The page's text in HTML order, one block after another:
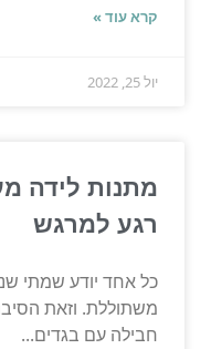
קרא עוד »
יול 25, 2022
מתנות לידה
רגע למרגש
כל אחד יודע שמתי
משתוללת. וזאת
חבילה עם בגדים...